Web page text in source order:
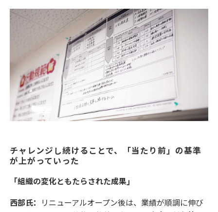
チャレンジし続けることで、「当たり前」の基準
が上がっていった
「組織の変化ともたらされた成果」
西部氏： リニューアルオープン後は、業績が順調に伸び